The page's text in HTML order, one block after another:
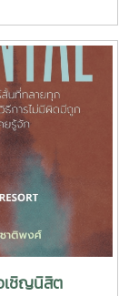
STUDENT ผู้
รงการ และนำ
างวัลสูงสุด
ว 17 นาที 17
มโสดา หนัง
ครอบครัวจาก
อซื้อและสร้าง
เขาไปสู่การ
เสมอ คณะฯ ขอ
นาโครงการ และ
ยินดีกับทั้ง 15
าจาก: Bangkok
BKKInC |
เชิญนิสิต